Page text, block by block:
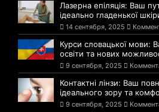
Лазерна епіляція: Ваш
ідеально гладенької
14 сентября, 2025
Курси словацької мови:
освіти та нових
9 сентября, 2025
Контактні лінзи: Ваш
ідеального зору та
9 сентября, 2025